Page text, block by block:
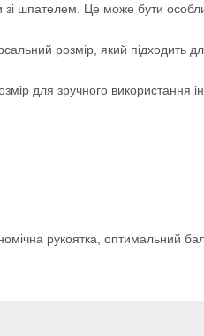
зі шпателем. Це може бути
розмір, який підходить
для зручного використання
рукоятка, оптимальний